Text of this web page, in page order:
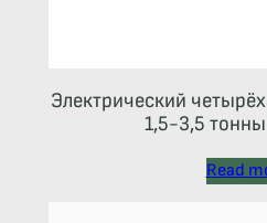
Электрический
1,5-3,5
Read